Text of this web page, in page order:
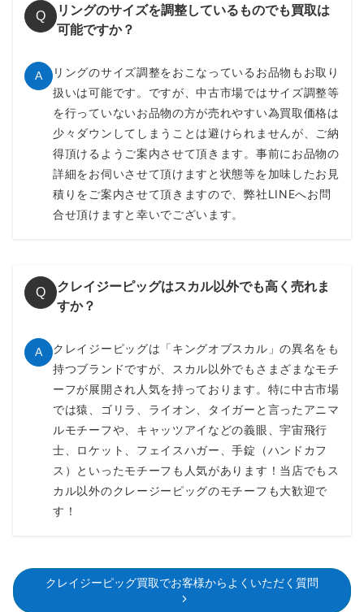
Q
リングのサイズを調整しているものでも買取は
可能ですか？
A
リングのサイズ調整をおこなっているお品物もお取り
扱いは可能です。ですが、中古市場ではサイズ調整等
を行っていないお品物の方が売れやすい為買取価格は
少々ダウンしてしまうことは避けられませんが、ご納
得頂けるようご案内させて頂きます。事前にお品物の
詳細をお伺いさせて頂けますと状態等を加味したお見
積りをご案内させて頂きますので、弊社LINEへお問
合せ頂けますと幸いでございます。
Q
クレイジーピッグはスカル以外でも高く売れま
すか？
A
クレイジーピッグは「キングオブスカル」の異名をも
持つブランドですが、スカル以外でもさまざまなモチ
ーフが展開され人気を持っております。特に中古市場
では猿、ゴリラ、ライオン、タイガーと言ったアニマ
ルモチーフや、キャッツアイなどの義眼、宇宙飛行
士、ロケット、フェイスハガー、手錠（ハンドカフ
ス）といったモチーフも人気があります！当店でもス
カル以外のクレージーピッグのモチーフも大歓迎で
す！
クレイジーピッグ買取でお客様からよくいただく質問